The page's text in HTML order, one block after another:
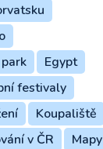
Egypt
festivaly
Koupaliště
v ČR
Mapy